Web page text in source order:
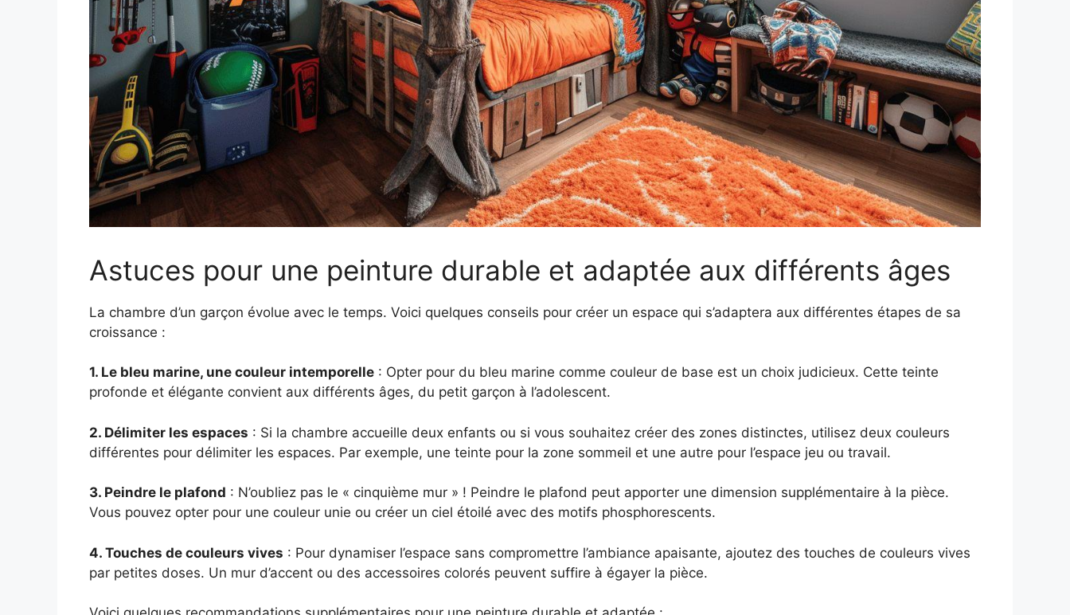
Astuces pour une peinture durable et adaptée aux différents âges
La chambre d’un garçon évolue avec le temps. Voici quelques conseils pour créer un espace qui s’adaptera aux différentes étapes de sa
croissance :
1. Le bleu marine, une couleur intemporelle : Opter pour du bleu marine comme couleur de base est un choix judicieux. Cette teinte
profonde et élégante convient aux différents âges, du petit garçon à l’adolescent.
2. Délimiter les espaces : Si la chambre accueille deux enfants ou si vous souhaitez créer des zones distinctes, utilisez deux couleurs
différentes pour délimiter les espaces. Par exemple, une teinte pour la zone sommeil et une autre pour l’espace jeu ou travail.
3. Peindre le plafond : N’oubliez pas le « cinquième mur » ! Peindre le plafond peut apporter une dimension supplémentaire à la pièce.
Vous pouvez opter pour une couleur unie ou créer un ciel étoilé avec des motifs phosphorescents.
4. Touches de couleurs vives : Pour dynamiser l’espace sans compromettre l’ambiance apaisante, ajoutez des touches de couleurs vives
par petites doses. Un mur d’accent ou des accessoires colorés peuvent suffire à égayer la pièce.